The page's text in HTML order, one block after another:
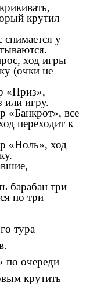
крутил
снимается у
ход игры
(очки не
«Приз»,
или игру.
«Банкрот», все
переходит к
«Ноль», ход
барабан три
по три
тура
по очереди
крутить